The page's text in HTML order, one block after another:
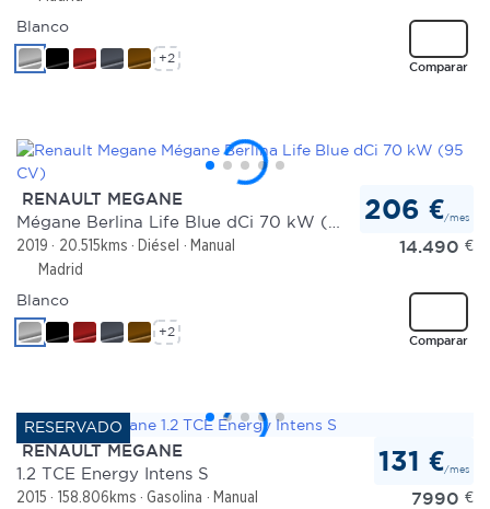
Comparar
Blanco
+2
RENAULT MEGANE
2019 20.515kms Diésel
Manual
Madrid
206 €/mes
14.490 €
Comparar
Blanco
+2
RENAULT MEGANE
1.2 TCE Energy Intens S
2015 158.806kms Gasolina
Manual
131 €/mes
7990 €